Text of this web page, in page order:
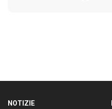
NOTIZIE